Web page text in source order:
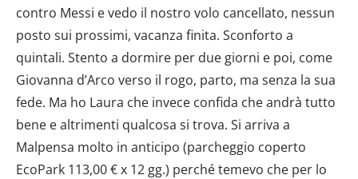
contro Messi e vedo il nostro volo cancellato, nessun
posto sui prossimi, vacanza finita. Sconforto a
quintali. Stento a dormire per due giorni e poi, come
Giovanna d’Arco verso il rogo, parto, ma senza la sua
fede. Ma ho Laura che invece confida che andrà tutto
bene e altrimenti qualcosa si trova. Si arriva a
Malpensa molto in anticipo (parcheggio coperto
EcoPark 113,00 € x 12 gg.) perché temevo che per lo